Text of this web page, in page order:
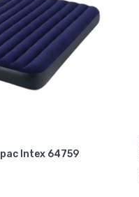
Intex 64759